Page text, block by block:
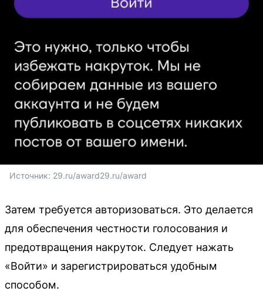
Источник: 29.ru/award29.ru/award
Затем требуется авторизоваться. Это делается
для обеспечения честности голосования и
предотвращения накруток. Следует нажать
«Войти» и зарегистрироваться удобным
способом.